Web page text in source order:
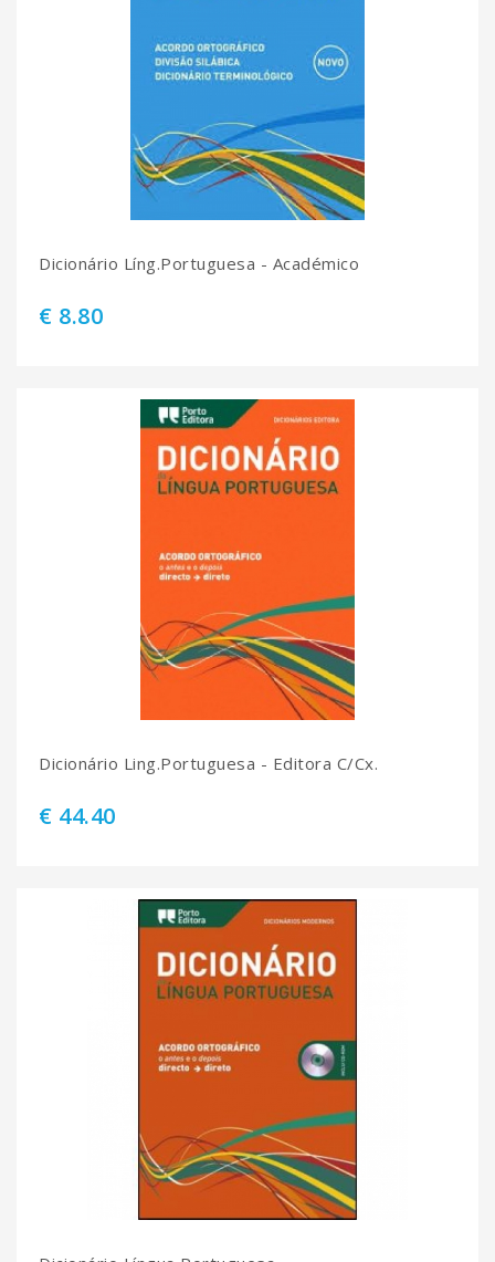
Dicionário Líng.Portuguesa - Académico
€ 8.80
Dicionário Ling.Portuguesa - Editora C/Cx.
€ 44.40